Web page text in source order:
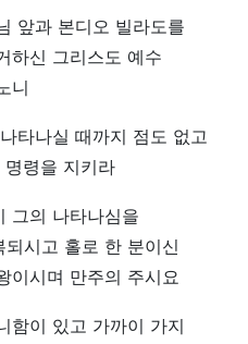
앞과 본디오 빌라도를
하신 그리스도 예수
니
타나실 때까지 점도 없고
령을 지키라
그의 나타나심을
시고 홀로 한 분이신
이시며 만주의 주시요
함이 있고 가까이 가지